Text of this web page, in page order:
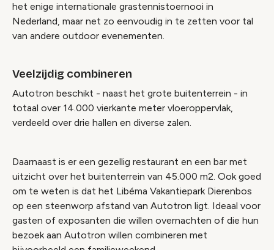
het enige internationale grastennistoernooi in
Nederland, maar net zo eenvoudig in te zetten voor tal
van andere outdoor evenementen.
Veelzijdig combineren
Autotron beschikt - naast het grote buitenterrein - in
totaal over 14.000 vierkante meter vloeroppervlak,
verdeeld over drie hallen en diverse zalen.
Daarnaast is er een gezellig restaurant en een bar met
uitzicht over het buitenterrein van 45.000 m2. Ook goed
om te weten is dat het Libéma Vakantiepark Dierenbos
op een steenworp afstand van Autotron ligt. Ideaal voor
gasten of exposanten die willen overnachten of die hun
bezoek aan Autotron willen combineren met